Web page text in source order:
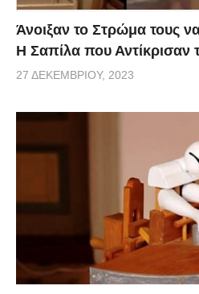
Άνοιξαν το Στρώμα τους
Η Σαπίλα που
27 ΔΕΚΕΜΒΡΊΟΥ, 2023